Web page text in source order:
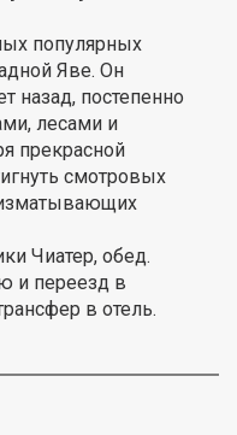
популярных
Яве. Он
назад, постепенно
лесами и
прекрасной
смотровых
Чиатер, обед.
и переезд в
в отель.